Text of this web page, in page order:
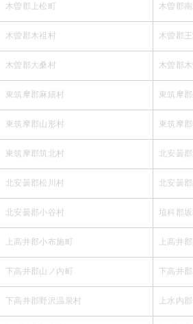
木曽郡上松町 木曽郡南
木曽郡木祖村 木曽郡王
木曽郡大桑村 木曽郡木
東筑摩郡麻績村 東筑摩
東筑摩郡山形村 東筑摩
東筑摩郡筑北村 北安曇
北安曇郡松川村 北安曇
北安曇郡小谷村 埴科郡坂
上高井郡小布施町 上高井
下高井郡山ノ内町 下高井
下高井郡野沢温泉村 上水内